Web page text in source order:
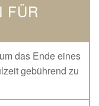
FÜR
das Ende eines
gebührend zu